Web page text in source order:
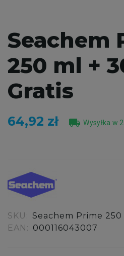
Seachem
250 ml +
Gratis
64,92 zł local_shipping Wysyłka w
SKU: Seachem Prime 250
EAN: 000116043007